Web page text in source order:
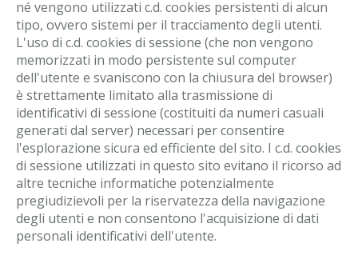
né vengono utilizzati c.d. cookies persistenti di alcun
tipo, ovvero sistemi per il tracciamento degli utenti.
L'uso di c.d. cookies di sessione (che non vengono
memorizzati in modo persistente sul computer
dell'utente e svaniscono con la chiusura del browser)
è strettamente limitato alla trasmissione di
identificativi di sessione (costituiti da numeri casuali
generati dal server) necessari per consentire
l'esplorazione sicura ed efficiente del sito. I c.d. cookies
di sessione utilizzati in questo sito evitano il ricorso ad
altre tecniche informatiche potenzialmente
pregiudizievoli per la riservatezza della navigazione
degli utenti e non consentono l'acquisizione di dati
personali identificativi dell'utente.